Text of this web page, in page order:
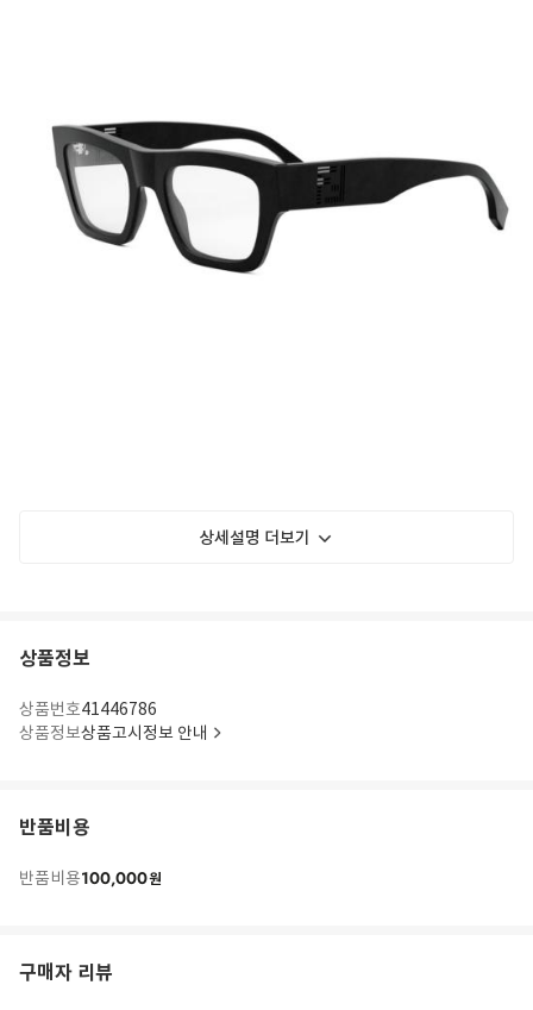
상세설명 더보기
상품정보
상품번호41446786
상품정보상품고시정보 안내
반품비용
반품비용100,000원
구매자 리뷰